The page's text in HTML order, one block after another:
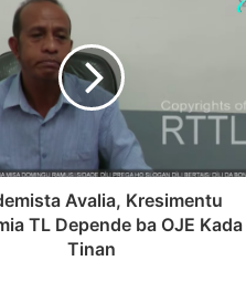
Avalia, Kresimentu
TL Depende ba OJE Kada
Tinan